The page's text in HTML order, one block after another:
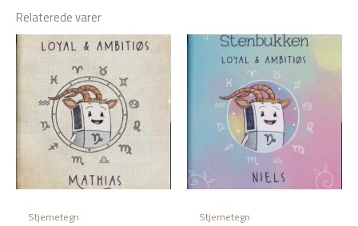
Relaterede varer
Stjernetegn Stjernetegn